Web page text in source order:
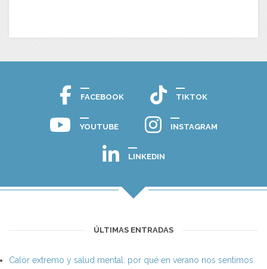
FACEBOOK TIKTOK
YOUTUBE INSTAGRAM
LINKEDIN
ÚLTIMAS ENTRADAS
Calor extremo y salud mental: por qué en verano nos sentimos